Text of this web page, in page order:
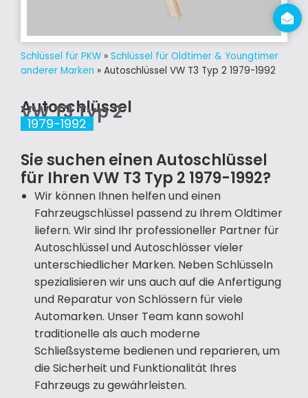
Schlüssel für PKW » Schlüssel für Oldtimer & Youngtimer
anderer Marken » Autoschlüssel VW T3 Typ 2 1979-1992
Autoschlüssel
VW T3 Typ 2
1979-1992
Sie suchen einen Autoschlüssel
für Ihren VW T3 Typ 2 1979-1992?
Wir können Ihnen helfen und einen
Fahrzeugschlüssel passend zu Ihrem Oldtimer
liefern. Wir sind Ihr professioneller Partner für
Autoschlüssel und Autoschlösser vieler
unterschiedlicher Marken. Neben Schlüsseln
spezialisieren wir uns auch auf die Anfertigung
und Reparatur von Schlössern für viele
Automarken. Unser Team kann sowohl
traditionelle als auch moderne
Schließsysteme bedienen und reparieren, um
die Sicherheit und Funktionalität Ihres
Fahrzeugs zu gewährleisten.